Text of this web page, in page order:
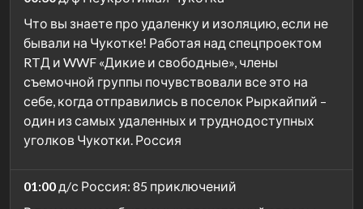
Что вы знаете про удаленку и изоляцию, если не
бывали на Чукотке! Работая над спецпроектом
RTД и WWF «Дикие и свободные», члены
съемочной группы почувствовали все это на
себе, когда отправились в поселок Рыркайпий –
один из самых удаленных и труднодоступных
уголков Чукотки. Россия
01:00д/с Россия: 85 приключений